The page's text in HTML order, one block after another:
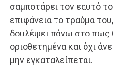
σαμποτάρει τον εαυτό
επιφάνεια το τραύμα
δουλέψει πάνω στο πως
οριοθετημένα και όχι
μην εγκαταλείπεται.